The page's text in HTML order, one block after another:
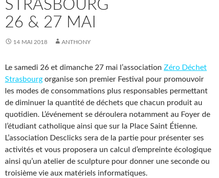
STRASBOURG
26 & 27 MAI
14 MAI 2018 ANTHONY
Le samedi 26 et dimanche 27 mai l’association Zéro Déchet
Strasbourg organise son premier Festival pour promouvoir
les modes de consommations plus responsables permettant
de diminuer la quantité de déchets que chacun produit au
quotidien. L’événement se déroulera notamment au Foyer de
l’étudiant catholique ainsi que sur la Place Saint Étienne.
L’association Desclicks sera de la partie pour présenter ses
activités et vous proposera un calcul d’empreinte écologique
ainsi qu’un atelier de sculpture pour donner une seconde ou
troisième vie aux matériels informatiques.